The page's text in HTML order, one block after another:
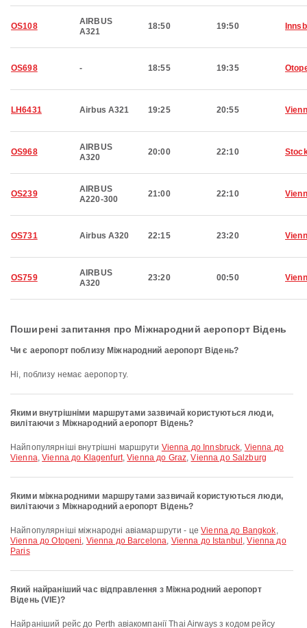
OS108
AIRBUS
A321
18:50 19:50
OS698 - 18:55 19:35
LH6431 Airbus A321 19:25 20:55
OS968
AIRBUS
A320
20:00 22:10
OS239
AIRBUS
A220-300
21:00 22:10
OS731 Airbus A320 22:15 23:20
OS759
AIRBUS
A320
23:20 00:50
Поширені запитання про Міжнародний аеропорт Відень
Чи є аеропорт поблизу Міжнародний аеропорт Відень?
Ні, поблизу немає аеропорту.
Якими внутрішніми маршрутами зазвичай користуються люди,
вилітаючи з Міжнародний аеропорт Відень?
Найпопулярніші внутрішні маршрути Vienna до Innsbruck, Vienna до
Vienna,Vienna до Klagenfurt,Vienna до Graz,Vienna до Salzburg
Якими міжнародними маршрутами зазвичай користуються люди,
вилітаючи з Міжнародний аеропорт Відень?
Найпопулярніші міжнародні авіамаршрути - цеVienna до Bangkok,
Vienna до Otopeni, Vienna до Barcelona, Vienna до Istanbul ,Vienna до
Paris
Який найраніший час відправлення з Міжнародний аеропорт
Відень (VIE)?
Найраніший рейс до Perth авіакомпанії Thai Airways з кодом рейсу